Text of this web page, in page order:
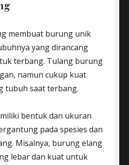
membuat burung unik
yang dirancang
terbang. Tulang burung
namun cukup kuat
tubuh saat terbang.
bentuk dan ukuran
pada spesies dan
Misalnya, burung elang
lebar dan kuat untuk